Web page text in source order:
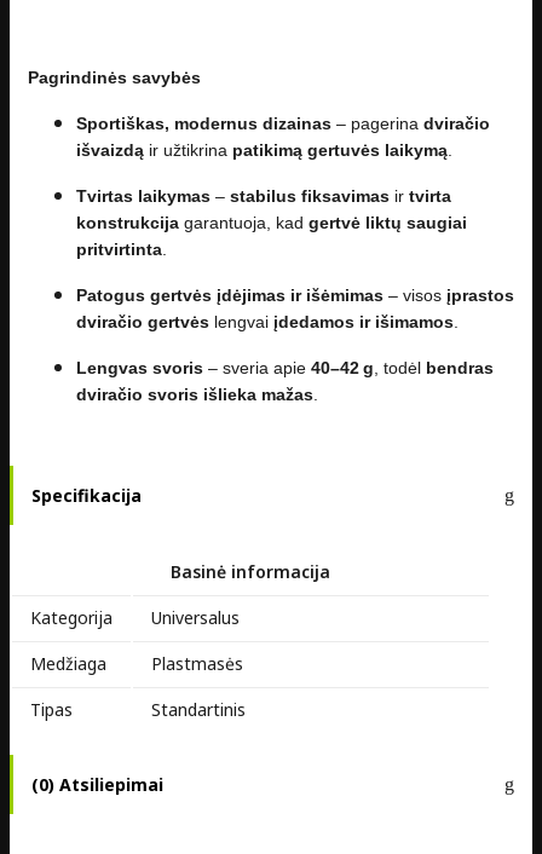
Pagrindinės savybės
Sportiškas, modernus dizainas – pagerina dviračio
išvaizdą ir užtikrina patikimą gertuvės laikymą
Tvirtas laikymas – stabilus fiksavimas ir tvirta
konstrukcija garantuoja, kad gertvė liktų saugiai
pritvirtinta
Patogus gertvės įdėjimas ir išėmimas – visos įprastos
dviračio gertvės lengvai įdedamos ir išimamos
Lengvas svoris – sveria apie 40–42 g , todėl bendras
dviračio svoris išlieka mažas
Specifikacija
Basinė informacija
Kategorija
Universalus
Medžiaga
Plastmasės
Tipas
Standartinis
(0) Atsiliepimai